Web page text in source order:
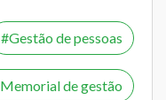
Gestão de pessoas
Memorial de gestão